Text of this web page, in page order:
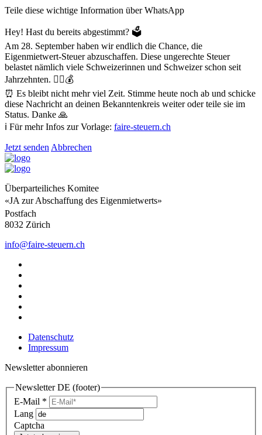
Teile diese wichtige Information über WhatsApp
Hey! Hast du bereits abgestimmt? 🗳️
Am 28. September haben wir endlich die Chance, die
Eigenmietwert-Steuer abzuschaffen. Diese ungerechte Steuer
belastet nämlich viele Schweizerinnen und Schweizer schon seit
Jahrzehnten. 😮‍💨💰
⏰ Es bleibt nicht mehr viel Zeit. Stimme heute noch ab und schicke
diese Nachricht an deinen Bekanntenkreis weiter oder teile sie im
Status. Danke 🙏
ℹ️ Für mehr Infos zur Vorlage: faire-steuern.ch
Jetzt senden Abbrechen
Überparteiliches Komitee
«JA zur Abschaffung des Eigenmietwerts»
Postfach
8032 Zürich
info@faire-steuern.ch
Datenschutz
Impressum
Newsletter abonnieren
Newsletter DE (footer)
E-Mail *
Lang
Captcha